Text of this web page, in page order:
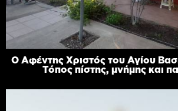
Ο Αφέντης Χριστός του Αγίου
Τόπος πίστης, μνήμης και